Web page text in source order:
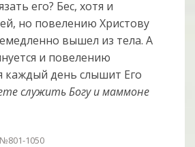
его? Бес, хотя и
но повелению Христову
вышел из тела. А
и повелению
каждый день слышит Его
служить Богу и маммоне
1050